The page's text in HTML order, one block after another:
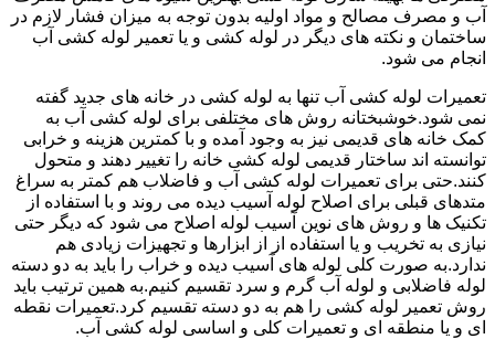
آب و مصرف مصالح و مواد اولیه بدون توجه به میزان فشار لازم در
ساختمان و نکته های دیگر در لوله کشی و یا تعمیر لوله کشی آب
انجام می شود.
تعمیرات لوله کشی آب تنها به لوله کشی در خانه های جدید گفته
نمی شود.خوشبختانه روش های مختلفی برای لوله کشی آب به
کمک خانه های قدیمی نیز به وجود آمده و با کمترین هزینه و خرابی
توانسته اند ساختار قدیمی لوله کشی خانه را تغییر دهند و متحول
کنند.حتی برای تعمیرات لوله کشی آب و فاضلاب هم کمتر به سراغ
متدهای قبلی برای اصلاح لوله آسیب دیده می روند و با استفاده از
تکنیک ها و روش های نوین آسیب لوله اصلاح می شود که دیگر حتی
نیازی به تخریب و یا استفاده از از ابزارها و تجهیزات زیادی هم
ندارد.به صورت کلی لوله های آسیب دیده و خراب را باید به دو دسته
لوله فاضلابی و لوله آب گرم و سرد تقسیم کنیم.به همین ترتیب باید
روش تعمیر لوله کشی را هم به دو دسته تقسیم کرد.تعمیرات نقطه
ای و یا منطقه ای و تعمیرات کلی و اساسی لوله کشی آب.